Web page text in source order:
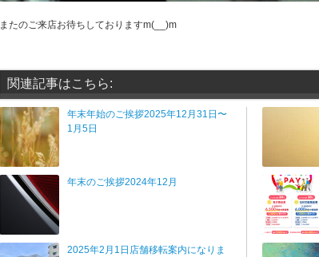
またのご来店お待ちしておりますm(__)m
関連記事はこちら:
年末年始のご挨拶2025年12月31日〜
1月5日
年末のご挨拶2024年12月
2025年2月1日店舗移転案内になりま